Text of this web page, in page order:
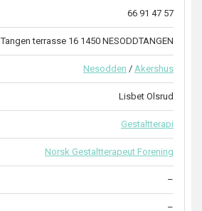
66 91 47 57
Tangen terrasse 16 1450 NESODDTANGEN
Nesodden / Akershus
Lisbet Olsrud
Gestaltterapi
Norsk Gestaltterapeut Forening
–
–